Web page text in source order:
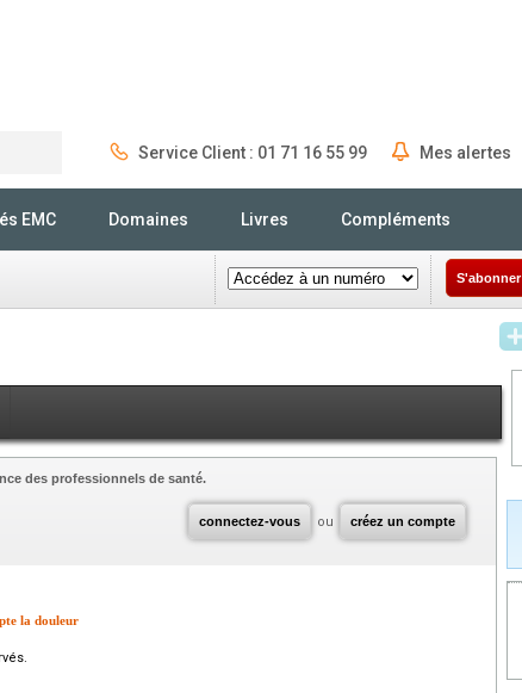
Service Client : 01 71 16 55 99 Mes alertes
EMC Domaines Livres Compléments
S'abonner
connectez-vous ou créez un compte
des professionnels de santé.
la douleur